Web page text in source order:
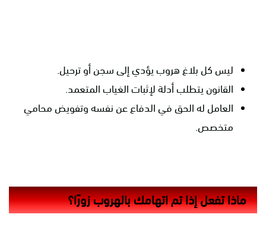
ليس كل بلاغ هروب يؤدي إلى سجن أو ترحيل.
القانون يتطلب أدلة لإثبات الغياب المتعمد.
العامل له الحق في الدفاع عن نفسه وتفويض محامي
متخصص.
ماذا تفعل إذا تم اتهامك بالهروب زورًا؟